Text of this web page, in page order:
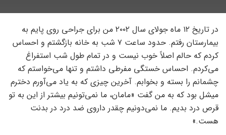
در تاریخ ۱۲ ماه جولای سال ۲۰۰۲ من برای جراحی روی پایم به
بیمارستان رفتم. حدود ساعت ۷ شب به خانه بازگشتم و احساس
کردم که حالم اصلاً خوب نیست و در تمام طول شب استفراغ
می‌کردم. احساس خستگی مفرطی داشتم و تنها می‌خواستم که
چشمانم را بسته و بخوابم. آخرین چیزی که به یاد می‌آورم دخترم
میشل بود که به من گفت «مامان، ما نمی‌تونیم بیشتر از این به تو
قرص درد بدیم. ما نمی‌دونیم چقدر داروی ضد درد در بدنت
هست.»